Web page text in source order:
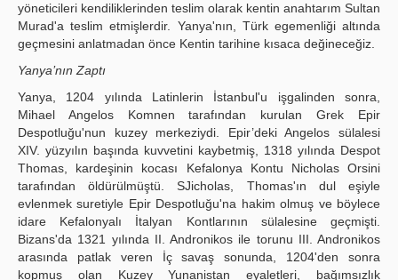
yöneticileri kendiliklerinden teslim olarak kentin anahtarım Sultan
Murad'a teslim etmişlerdir. Yanya'nın, Türk egemenliği altında
geçmesini anlatmadan önce Kentin tarihine kısaca değineceğiz.
Yanya’nın Zaptı
Yanya, 1204 yılında Latinlerin İstanbul'u işgalinden sonra,
Mihael Angelos Komnen tarafından kurulan Grek Epir
Despotluğu'nun kuzey merkeziydi. Epir’deki Angelos sülalesi
XIV. yüzyılın başında kuvvetini kaybetmiş, 1318 yılında Despot
Thomas, kardeşinin kocası Kefalonya Kontu Nicholas Orsini
tarafından öldürülmüştü. SJicholas, Thomas'ın dul eşiyle
evlenmek suretiyle Epir Despotluğu'na hakim olmuş ve böylece
idare Kefalonyalı İtalyan Kontlarının sülalesine geçmişti.
Bizans'da 1321 yılında II. Andronikos ile torunu III. Andronikos
arasında patlak veren İç savaş sonunda, 1204'den sonra
kopmuş olan Kuzey Yunanistan eyaletleri, bağımsızlık